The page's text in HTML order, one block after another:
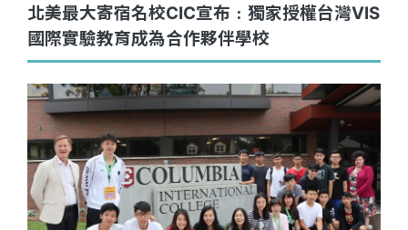
北美最大寄宿名校CIC宣布﹕獨家授權台灣VIS
國際實驗教育成為合作夥伴學校